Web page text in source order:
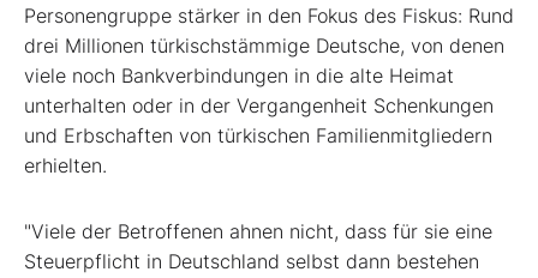
Personengruppe stärker in den Fokus des Fiskus: Rund
drei Millionen türkischstämmige Deutsche, von denen
viele noch Bankverbindungen in die alte Heimat
unterhalten oder in der Vergangenheit Schenkungen
und Erbschaften von türkischen Familienmitgliedern
erhielten.
"Viele der Betroffenen ahnen nicht, dass für sie eine
Steuerpflicht in Deutschland selbst dann bestehen